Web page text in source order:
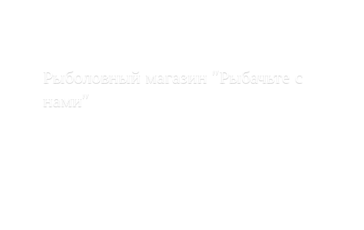
Рыболовный магазин "Рыбачьте с
нами"